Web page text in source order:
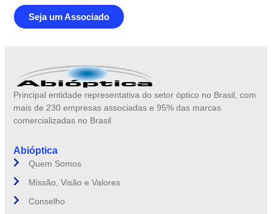
Seja um Associado
Principal entidade representativa do setor óptico no Brasil, com
mais de 230 empresas associadas e 95% das marcas
comercializadas no Brasil
Abióptica
Quem Somos
Missão, Visão e Valores
Conselho